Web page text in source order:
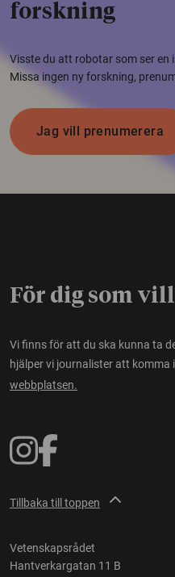
forskning
Visste du att robotar som ser en
Missa ingen ny forskning,
Jag vill prenumerera
För dig som
Vi finns för att du ska kunna ta
hjälper vi journalister att komma
webbplatsen.
Tillbaka till toppen
Vetenskapsrådet
Hantverkargatan 11 B